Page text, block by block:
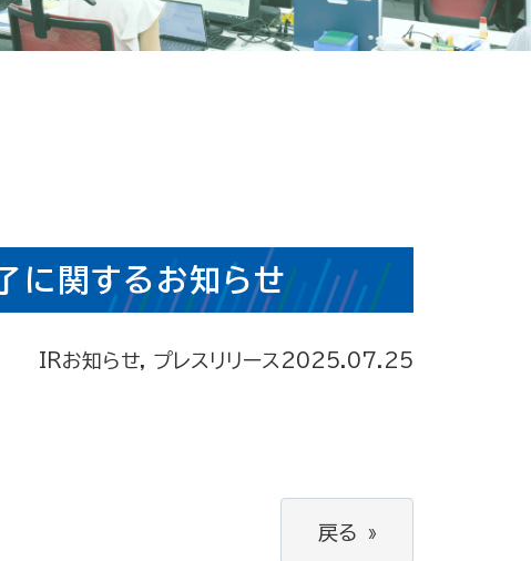
に関するお知らせ
IRお知らせ, プレスリリース 2025.07.25
戻る »